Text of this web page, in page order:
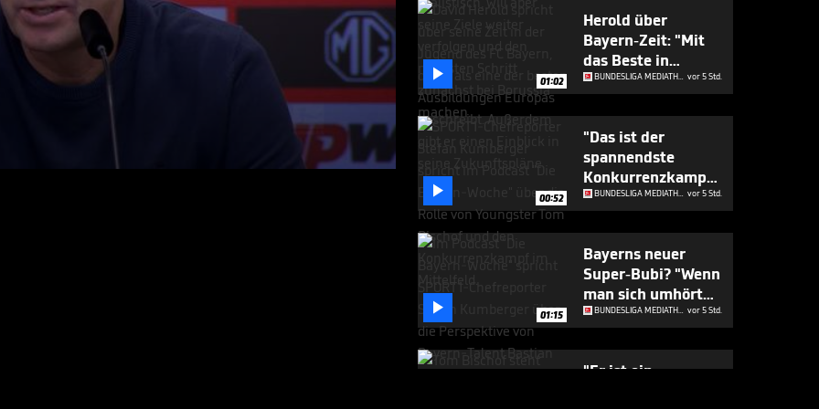
26.10.25
 01:02
Herold über
Bayern-Zeit: "Mit
das Beste in
Europa"
BUNDESLIGA MEDIATHEK HIGHLIGHTS vor 5 Std.
 00:52
"Das ist der
spannendste
Konkurrenzkampf
beim FC Bayern"
BUNDESLIGA MEDIATHEK HIGHLIGHTS vor 5 Std.
 01:15
Bayerns neuer
Super-Bubi? "Wenn
man sich umhört
..."
BUNDESLIGA MEDIATHEK HIGHLIGHTS vor 5 Std.
"Er ist ein